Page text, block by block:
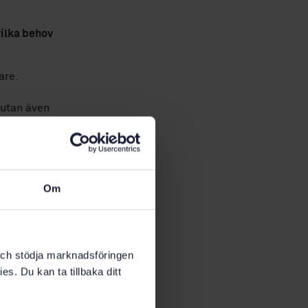
Om
stödja marknadsföringen
Du kan ta tillbaka ditt
behov
även
och
är olika